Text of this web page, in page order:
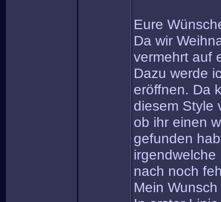
Eure
Da wir
vermehrt auf
Dazu werde
eröffnen. Da
diesem Style
ob ihr einen
gefunden
nach noch
Mein Wunsch